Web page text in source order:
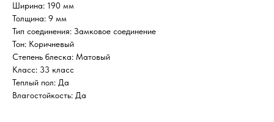
Ширина: 190 мм
Толщина: 9 мм
Тип соединения: Замковое соединение
Тон: Коричневый
Степень блеска: Матовый
Класс: 33 класс
Теплый пол: Да
Влагостойкость: Да